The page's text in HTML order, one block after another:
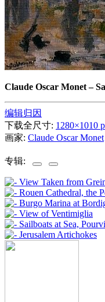
Claude Oscar Monet–
编辑归因
下载全尺寸: 1280×1010
画家: Claude Oscar Monet
专辑: